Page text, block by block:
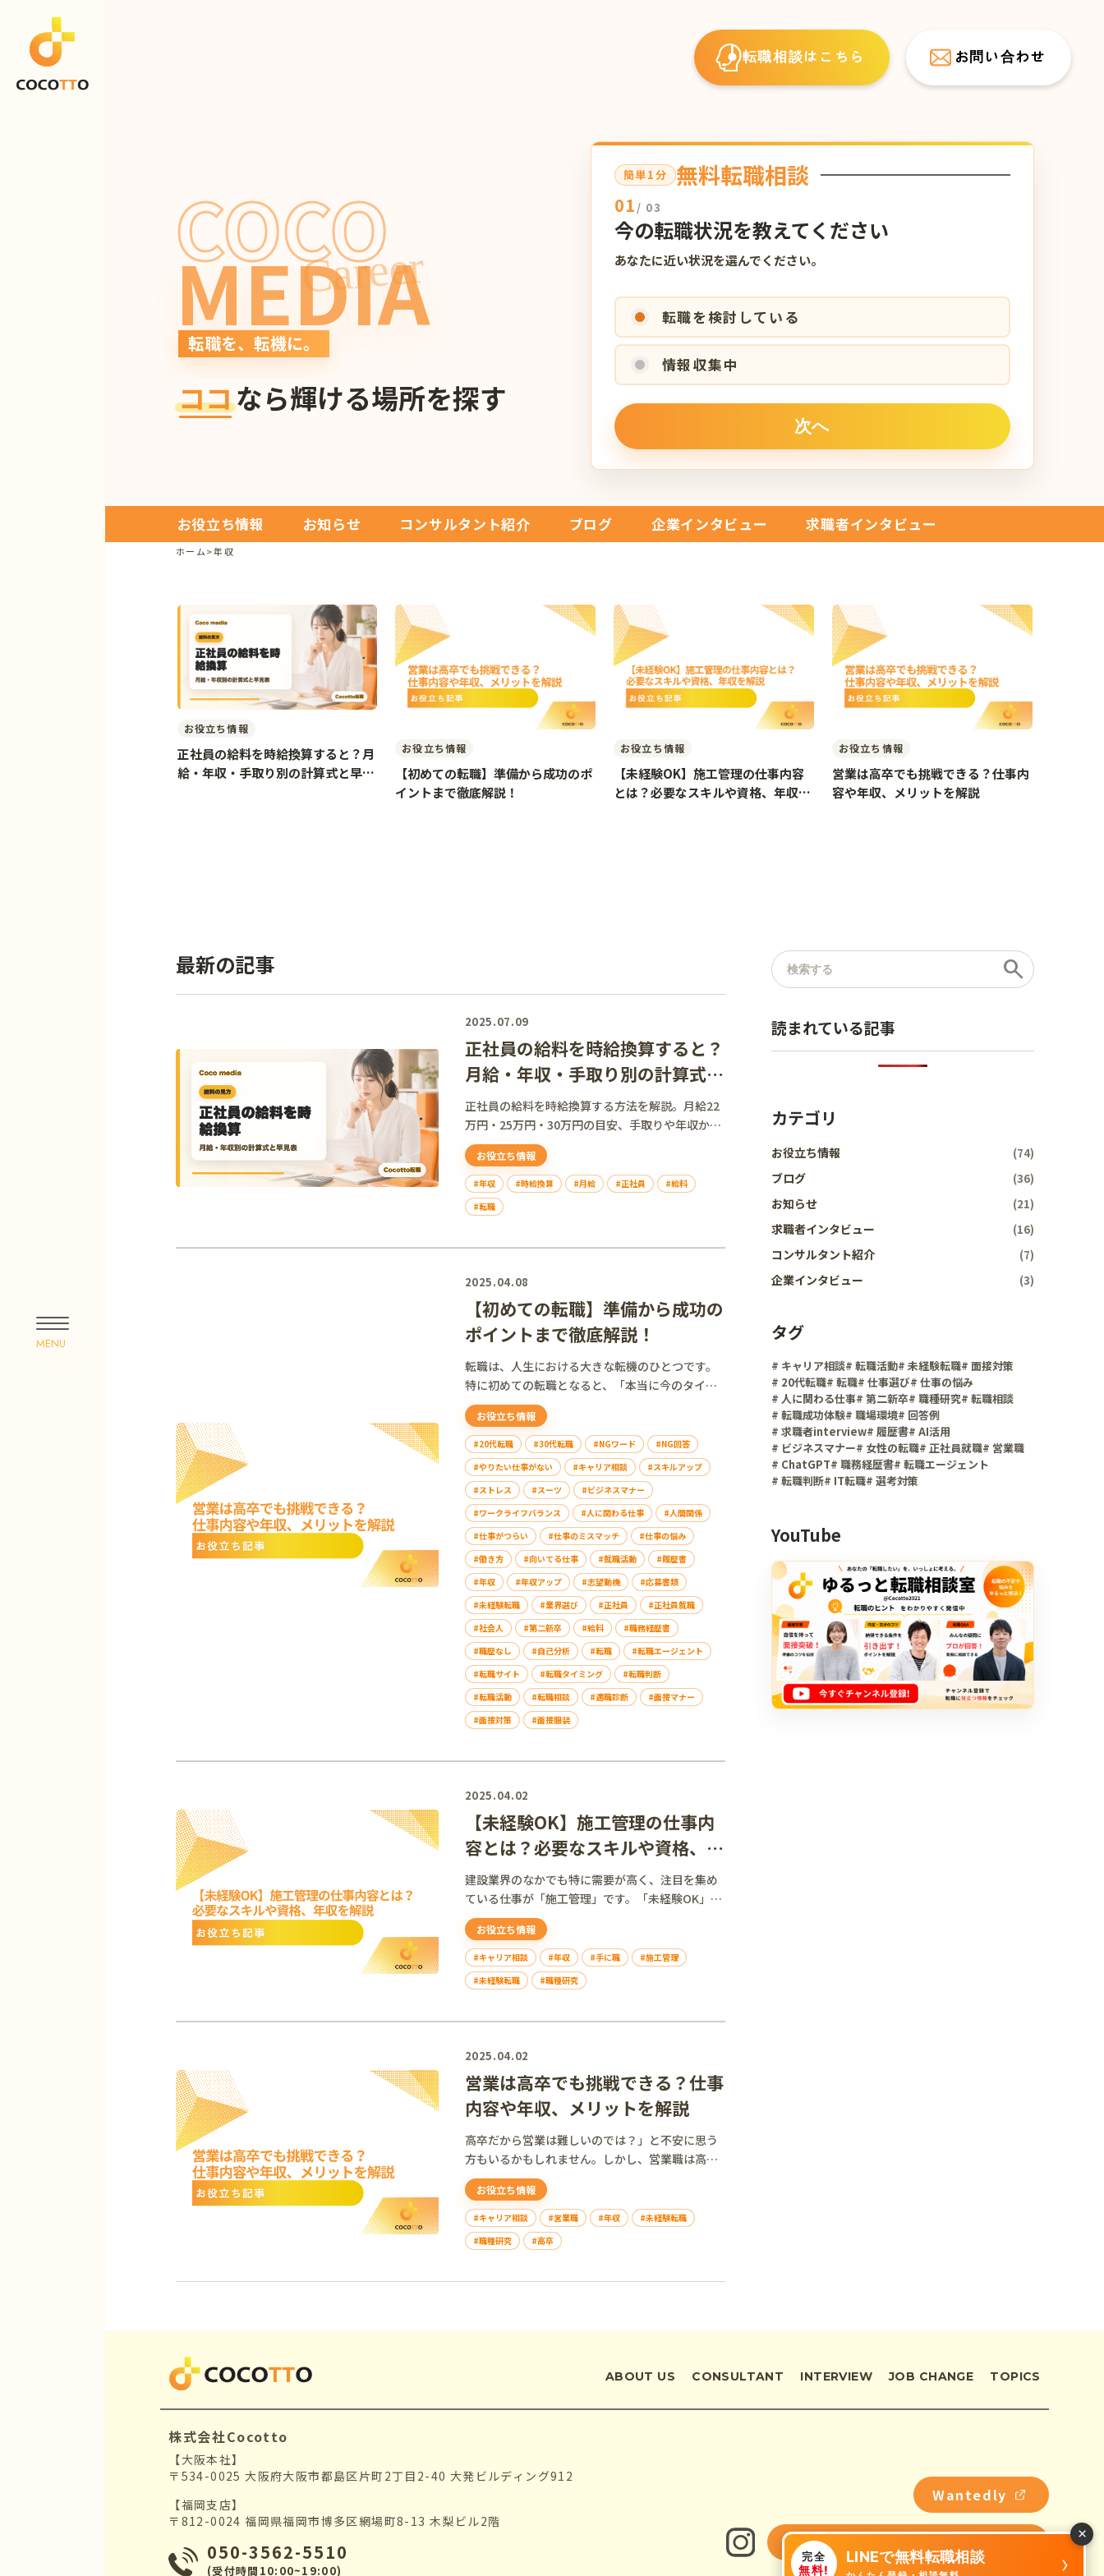
転職相談はこちら お問い合わせ
COCO
Career
MEDIA
転職を、転機に。
ココなら輝ける場所を探す
簡単1分 無料転職相談
01 / 03
今の転職状況を教えてください
あなたに近い状況を選んでください。
転職を検討している
情報収集中
お役立ち情報 お知らせ コンサルタント紹介 ブログ 企業インタビュー 求職者インタビュー
ホーム>年収
お役立ち情報
正社員の給料を時給換算すると？月
給・年収・手取り別の計算式と早見
お役立ち情報
【初めての転職】準備から成功のポ
イントまで徹底解説！
お役立ち情報
【未経験OK】施工管理の仕事内容
とは？必要なスキルや資格、年収を
お役立ち情報
営業は高卒でも挑戦できる？仕事内
容や年収、メリットを解説
最新の記事
2025.07.09
正社員の給料を時給換算すると？
月給・年収・手取り別の計算式と
早見表
正社員の給料を時給換算する方法を解説。月給22
万円・25万円・30万円の目安、手取りや年収から
の計算式、残業を含めた実質時給の見方がわかり
ます。
お役立ち情報
#年収 #時給換算 #月給 #正社員
#給料
#転職
2025.04.08
【初めての転職】準備から成功の
ポイントまで徹底解説！
転職は、人生における大きな転機のひとつです。
特に初めての転職となると、「本当に今のタイミ
ングで転職す...
お役立ち情報
#20代転職 #30代転職 #NGワード
#NG回答
#やりたい仕事がない
#キャリア相談
#スキルアップ
#ストレス
#スーツ
#ビジネスマナー
#ワークライフバランス
#人に関わる仕事
#人間関係
#仕事がつらい
#仕事のミスマッチ
#仕事の悩み
#働き方
#向いてる仕事 #就職活動
#履歴書
#年収
#年収アップ #志望動機
#応募書類
#未経験転職
#業界選び #正社員
#正社員就職
#社会人
#第二新卒 #給料
#職務経歴書
#職歴なし
#自己分析 #転職
#転職エージェント
#転職サイト
#転職タイミング
#転職判断
#転職活動
#転職相談 #適職診断
#面接マナー
#面接対策
#面接服装
2025.04.02
【未経験OK】施工管理の仕事内
容とは？必要なスキルや資格、年
収を解説
建設業界のなかでも特に需要が高く、注目を集め
ている仕事が「施工管理」です。「未経験OK」の
求人も多く...
お役立ち情報
#キャリア相談 #年収 #手に職
#施工管理
#未経験転職
#職種研究
2025.04.02
営業は高卒でも挑戦できる？仕事
内容や年収、メリットを解説
高卒だから営業は難しいのでは？」と不安に思う
方もいるかもしれません。しかし、営業職は高卒
でも活躍しや...
お役立ち情報
#キャリア相談 #営業職 #年収
#未経験転職
#職種研究
#高卒
記事を検索 search
読まれている記事
カテゴリ
お役立ち情報 (74)
ブログ (36)
お知らせ (21)
求職者インタビュー (16)
コンサルタント紹介 (7)
企業インタビュー (3)
タグ
# キャリア相談# 転職活動# 未経験転職# 面接対策
# 20代転職# 転職# 仕事選び# 仕事の悩み
# 人に関わる仕事# 第二新卒# 職種研究# 転職相談
# 転職成功体験# 職場環境# 回答例
# 求職者interview# 履歴書# AI活用
# ビジネスマナー# 女性の転職# 正社員就職# 営業職
# ChatGPT# 職務経歴書# 転職エージェント
# 転職判断# IT転職# 選考対策
YouTube
ABOUT US CONSULTANT INTERVIEW JOB CHANGE TOPICS
株式会社Cocotto
【大阪本社】
〒534-0025 大阪府大阪市都島区片町2丁目2-40 大発ビルディング912
【福岡支店】
〒812-0024 福岡県福岡市博多区網場町8-13 木梨ビル2階
050-3562-5510
(受付時間10:00~19:00)
Wantedly
パパのための子育てWEBメディア ×
完全
無料!
LINEで無料転職相談 ›